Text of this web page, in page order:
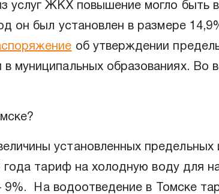
услуг ЖКХ повышение могло быть
он был установлен в размере
об утверждении
муниципальных образованиях. Во
установленных
тариф на холодную воду для
9%. На водоотведение в Томске